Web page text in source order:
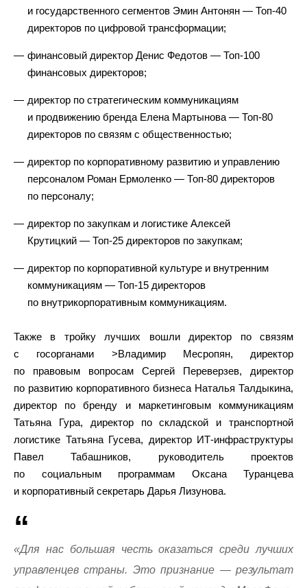
и государственного сегментов Эмин Антонян — Топ-40
директоров по цифровой трансформации;
финансовый директор Денис Федотов — Топ-100
финансовых директоров;
директор по стратегическим коммуникациям
и продвижению бренда Елена Мартынова — Топ-80
директоров по связям с общественностью;
директор по корпоративному развитию и управлению
персоналом Роман Ермоленко — Топ-80 директоров
по персоналу;
директор по закупкам и логистике Алексей
Крутицкий — Топ-25 директоров по закупкам;
директор по корпоративной культуре и внутренним
коммуникациям — Топ-15 директоров
по внутрикорпоративным коммуникациям.
Также в тройку лучших вошли директор по связям
с госорганами >Владимир Месропян, директор
по правовым вопросам Сергей Переверзев, директор
по развитию корпоративного бизнеса Наталья Талдыкина,
директор по бренду и маркетинговым коммуникациям
Татьяна Гура, директор по складской и транспортной
логистике Татьяна Гусева, директор ИТ-инфраструктуры
Павел Табашников, руководитель проектов
по социальным программам Оксана Туранцева
и корпоративный секретарь Дарья Лизунова.
«Для нас большая честь оказаться среди лучших
управленцев страны. Это признание — результат